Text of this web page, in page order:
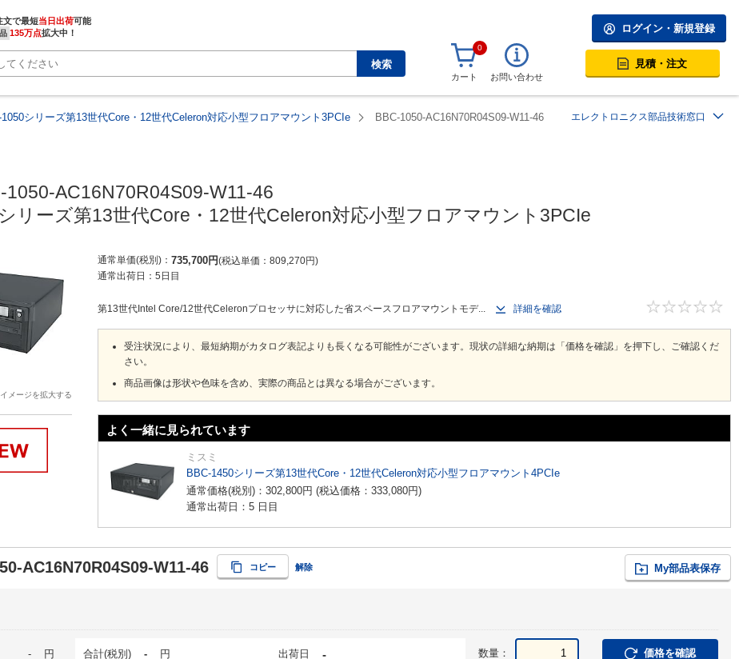
文で最短当日出荷
135万点拡大中！
検索
ログイン・新規登録
0
カート お問い合わせ
見積・注文
シリーズ第13世代Core・12世代Celeron対応小型フロアマウント3PCIe BBC-1050-AC16N70R04S09-W11-46 エレクトロニクス部品技術窓口
1050-AC16N70R04S09-W11-46
リーズ第13世代Core・12世代Celeron対応小型フロアマウント3PCIe
メージを拡大する
通常単価(税別) 735,700円 税込単価 809,270円
通常出荷日： 5日目
第13世代Intel Core/12世代Celeronプロセッサに対応した省スペースフロアマウントモデ... 詳細を確認
受注状況により、最短納期がカタログ表記よりも長くなる可能性がございます。現状の詳細な納期は「価格を確認」を押下し、ご確認くだ
さい。
商品画像は形状や色味を含め、実際の商品とは異なる場合がございます。
よく一緒に見られています
ミスミ
BBC-1450シリーズ第13世代Core・12世代Celeron対応小型フロアマウント4PCIe
通常価格(税別)： 302,800円 (税込価格： 333,080円)
通常出荷日：5 日目
AC16N70R04S09-W11-46 コピー 解除 My部品表保存
- 円 合計(税別) - 円 出荷日 - 数量： 価格を確認